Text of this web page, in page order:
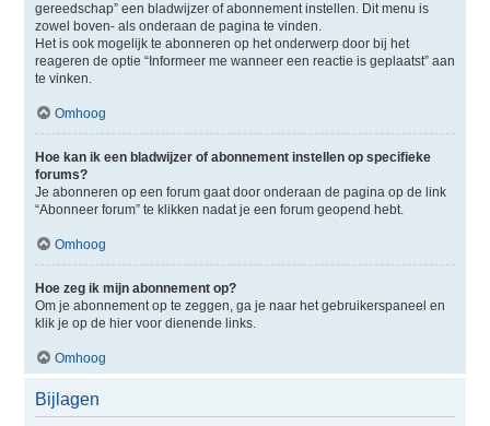
gereedschap” een bladwijzer of abonnement instellen. Dit menu is
zowel boven- als onderaan de pagina te vinden.
Het is ook mogelijk te abonneren op het onderwerp door bij het
reageren de optie “Informeer me wanneer een reactie is geplaatst” aan
te vinken.
Omhoog
Hoe kan ik een bladwijzer of abonnement instellen op specifieke
forums?
Je abonneren op een forum gaat door onderaan de pagina op de link
“Abonneer forum” te klikken nadat je een forum geopend hebt.
Omhoog
Hoe zeg ik mijn abonnement op?
Om je abonnement op te zeggen, ga je naar het gebruikerspaneel en
klik je op de hier voor dienende links.
Omhoog
Bijlagen